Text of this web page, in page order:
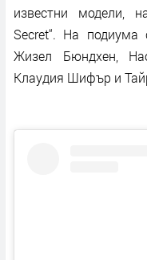
известни модели,
Secret“. На
Жизел Бюндхен,
Клаудия Шифър и